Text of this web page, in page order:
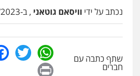
פלילי עורכי דין לענייני
סמים רכוש
עדי כרמלי – חברת
כלכלי
נכתב על ידי וויסאם גוטאני , ב-28/02/2023 11:19
שתף כתבה עם
חברים